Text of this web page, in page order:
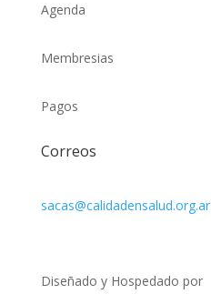
Agenda
Membresias
Pagos
Correos
sacas@calidadensalud.org.ar
Diseñado y Hospedado por